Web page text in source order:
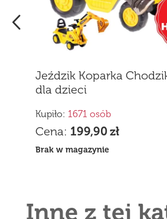
Jeździk Koparka
dla dzieci
Kupiło: 1671 osób
Cena: 199,90zł
Brak w magazynie
Inne z tej